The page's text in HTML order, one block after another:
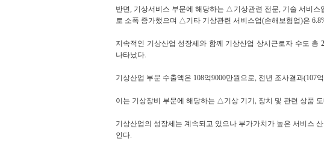
반면, 기상서비스 부문에 해당하는 △기상관련 전문, 기술 서비
로 소폭 증가했으며 △기타 기상관련 서비스업(손해보험업)은
지속적인 기상산업 성장세와 함께 기상산업 상시근로자 수도 총
나타났다.
기상산업 부문 수출액은 108억9000만원으로, 전년 조사결과(107
이는 기상장비 부문에 해당하는 △기상 기기, 장치 및 관련 상품
기상산업의 성장세는 계속되고 있으나 부가가치가 높은 서비스
인다.